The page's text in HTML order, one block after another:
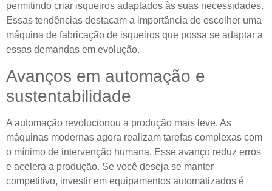
permitindo criar isqueiros adaptados às suas necessidades.
Essas tendências destacam a importância de escolher uma
máquina de fabricação de isqueiros que possa se adaptar a
essas demandas em evolução.
Avanços em automação e
sustentabilidade
A automação revolucionou a produção mais leve. As
máquinas modernas agora realizam tarefas complexas com
o mínimo de intervenção humana. Esse avanço reduz erros
e acelera a produção. Se você deseja se manter
competitivo, investir em equipamentos automatizados é